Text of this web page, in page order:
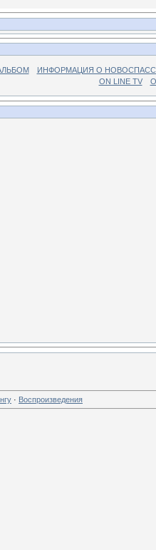
ИНФОРМАЦИЯ О
ON LINE TV
· Воспроизведения